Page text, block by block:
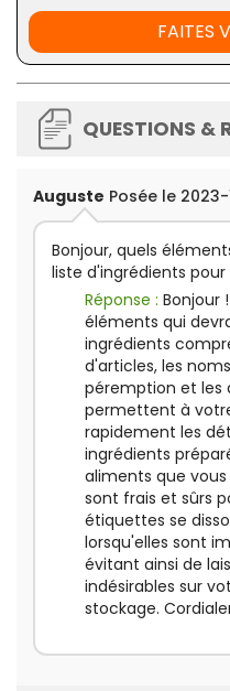
FAITES
QUESTIONS &
Auguste Posée le
Bonjour, quels
liste d'ingrédients
Réponse : Bonjour
éléments qui
ingrédients
d'articles, les
péremption et les
permettent à
rapidement les
ingrédients
aliments que
sont frais et sûrs
étiquettes se
lorsqu'elles sont
évitant ainsi de
indésirables sur
stockage.